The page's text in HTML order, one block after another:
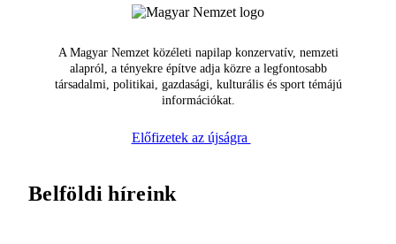
A Magyar Nemzet közéleti napilap konzervatív, nemzeti
alapról, a tényekre építve adja közre a legfontosabb
társadalmi, politikai, gazdasági, kulturális és sport témájú
információkat.
Előfizetek az újságra
Belföldi híreink